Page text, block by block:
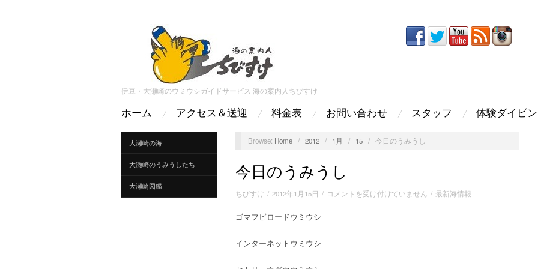
伊豆・大瀬崎のウミウシガイドサービス 海の案内人ちびすけ
ホーム アクセス＆送迎 料金表 お問い合わせ スタッフ 体験ダイビ
大瀬崎の海
大瀬崎のうみうしたち
大瀬崎図鑑
Browse: Home / 2012 / 1月 / 15 / 今日のうみうし
今日のうみうし
ちびすけ / 2012年1月15日 / 今
コメントを受け付けていません / 最新海情報
ゴマフビロードウミウシ
インターネットウミウシ